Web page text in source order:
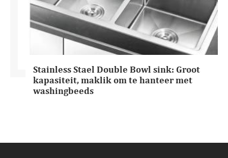
Stainless Stael Double Bowl sink: Groot
kapasiteit, maklik om te hanteer met
washingbeeds